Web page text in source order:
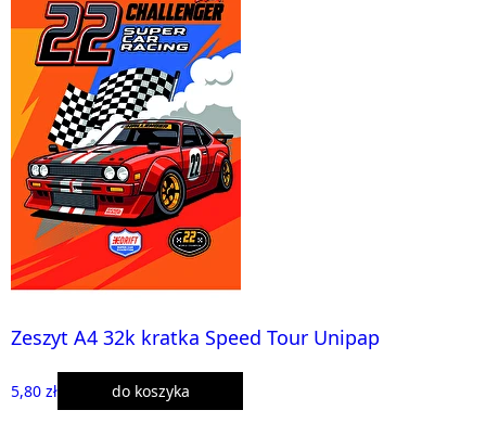
Zeszyt A4 32k kratka Speed Tour Unipap
5,80 zł do koszyka